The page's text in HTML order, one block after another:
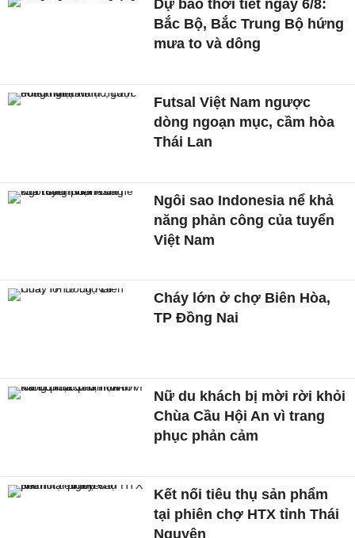
Dự báo thời tiết ngày 6/8:
Bắc Bộ, Bắc Trung Bộ hứng
mưa to và dông
Futsal Việt Nam ngược
dòng ngoạn mục, cầm hòa
Thái Lan
Ngôi sao Indonesia nể khả
năng phản công của tuyển
Việt Nam
Cháy lớn ở chợ Biên Hòa,
TP Đồng Nai
Nữ du khách bị mời rời khỏi
Chùa Cầu Hội An vì trang
phục phản cảm
Kết nối tiêu thụ sản phẩm
tại phiên chợ HTX tỉnh Thái
Nguyên